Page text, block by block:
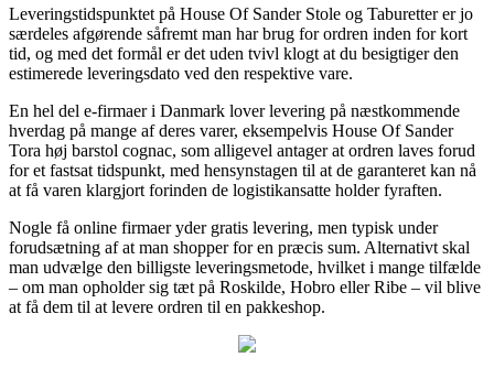
Leveringstidspunktet på House Of Sander Stole og Taburetter er jo
særdeles afgørende såfremt man har brug for ordren inden for kort
tid, og med det formål er det uden tvivl klogt at du besigtiger den
estimerede leveringsdato ved den respektive vare.
En hel del e-firmaer i Danmark lover levering på næstkommende
hverdag på mange af deres varer, eksempelvis House Of Sander
Tora høj barstol cognac, som alligevel antager at ordren laves forud
for et fastsat tidspunkt, med hensynstagen til at de garanteret kan nå
at få varen klargjort forinden de logistikansatte holder fyraften.
Nogle få online firmaer yder gratis levering, men typisk under
forudsætning af at man shopper for en præcis sum. Alternativt skal
man udvælge den billigste leveringsmetode, hvilket i mange tilfælde
– om man opholder sig tæt på Roskilde, Hobro eller Ribe – vil blive
at få dem til at levere ordren til en pakkeshop.